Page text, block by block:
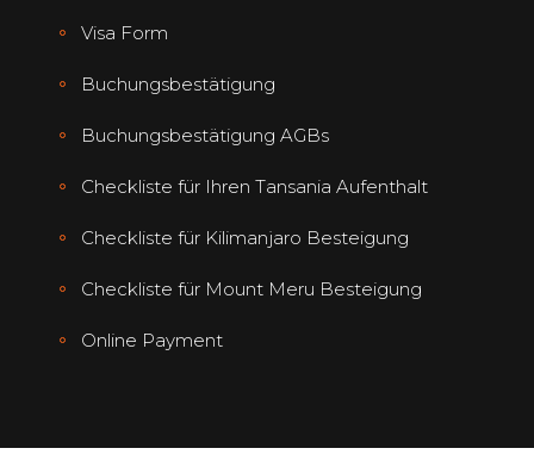
Visa Form
Buchungsbestätigung
Buchungsbestätigung AGBs
Checkliste für Ihren Tansania Aufenthalt
Checkliste für Kilimanjaro Besteigung
Checkliste für Mount Meru Besteigung
Online Payment